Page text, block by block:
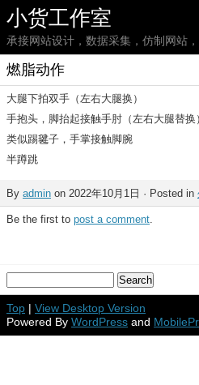
小货工作室
承接网站设计，数据采集，仿制网站
燃脂动作
大腿下拍双手（左右大腿换）
手抱头，脚抬起接触手肘（左右大腿替换
类似踢毽子，手掌接触脚腕
半蹲跳
By admin on 2022年10月1日 · Posted in
Be the first to post a comment.
Top | View Desktop Version
Powered By WordPress and